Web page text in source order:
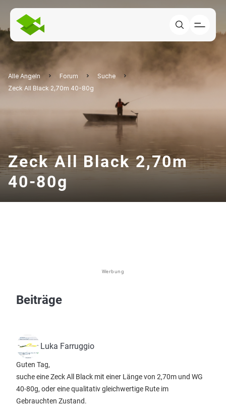
Alle Angeln Forum
Suche
Zeck All Black 2,70m 40-80g
Zeck All Black 2,70m
40-80g
Werbung
Beiträge
Luka Farruggio
Guten Tag,
suche eine Zeck All Black mit einer Länge von 2,70m und WG
40-80g, oder eine qualitativ gleichwertige Rute im
Gebrauchten Zustand.